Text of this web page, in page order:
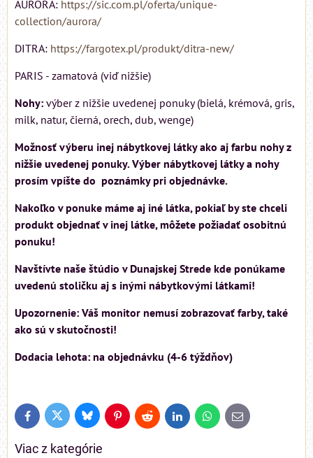
AURORA: https://sic.com.pl/oferta/unique-
collection/aurora/
DITRA: https://fargotex.pl/produkt/ditra-new/
PARIS - zamatová (viď nižšie)
Nohy: výber z nižšie uvedenej ponuky (bielá, krémová, gris,
milk, natur, čierná, orech, dub, wenge)
Možnosť výberu inej nábytkovej látky ako aj farbu nohy z
nižšie uvedenej ponuky. Výber nábytkovej látky a nohy
prosím vpíšte do poznámky pri objednávke.
Nakoľko v ponuke máme aj iné látka, pokiaľ by ste chceli
produkt objednať v inej látke, môžete požiadať osobitnú
ponuku!
Navštívte naše štúdio v Dunajskej Strede kde ponúkame
uvedenú stoličku aj s inými nábytkovými látkami!
Upozornenie: Váš monitor nemusí zobrazovať farby, také
ako sú v skutočnosti!
Dodacia lehota: na objednávku (4-6 týždňov)
FacebookTwitter BlueskyPinterestReddit LinkedInWhatsApp
E-
mail
Viac z kategórie